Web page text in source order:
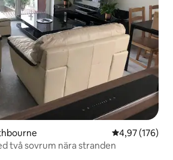
4,97 av 5 i
4,97 (176)
två sovrum nära stranden